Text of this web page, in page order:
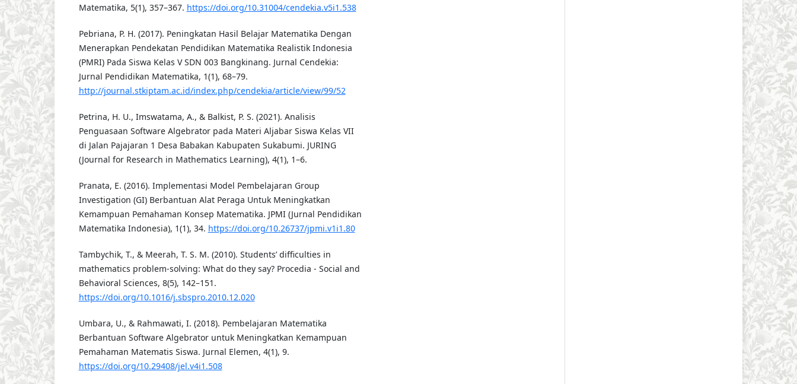
Matematika, 5(1), 357–367. https://doi.org/10.31004/cendekia.v5i1.538
Pebriana, P. H. (2017). Peningkatan Hasil Belajar Matematika Dengan
Menerapkan Pendekatan Pendidikan Matematika Realistik Indonesia
(PMRI) Pada Siswa Kelas V SDN 003 Bangkinang. Jurnal Cendekia:
Jurnal Pendidikan Matematika, 1(1), 68–79.
http://journal.stkiptam.ac.id/index.php/cendekia/article/view/99/52
Petrina, H. U., Imswatama, A., & Balkist, P. S. (2021). Analisis
Penguasaan Software Algebrator pada Materi Aljabar Siswa Kelas VII
di Jalan Pajajaran 1 Desa Babakan Kabupaten Sukabumi. JURING
(Journal for Research in Mathematics Learning), 4(1), 1–6.
Pranata, E. (2016). Implementasi Model Pembelajaran Group
Investigation (GI) Berbantuan Alat Peraga Untuk Meningkatkan
Kemampuan Pemahaman Konsep Matematika. JPMI (Jurnal Pendidikan
Matematika Indonesia), 1(1), 34. https://doi.org/10.26737/jpmi.v1i1.80
Tambychik, T., & Meerah, T. S. M. (2010). Students’ difficulties in
mathematics problem-solving: What do they say? Procedia - Social and
Behavioral Sciences, 8(5), 142–151.
https://doi.org/10.1016/j.sbspro.2010.12.020
Umbara, U., & Rahmawati, I. (2018). Pembelajaran Matematika
Berbantuan Software Algebrator untuk Meningkatkan Kemampuan
Pemahaman Matematis Siswa. Jurnal Elemen, 4(1), 9.
https://doi.org/10.29408/jel.v4i1.508